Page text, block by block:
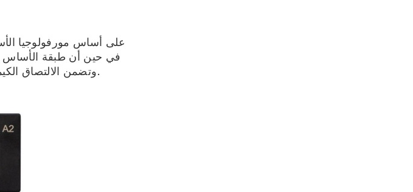
على أساس مورفولوجيا
في حين أن طبقة الأساس
التي لديها قوة هيكلية أعلى من PMMA وتضمن الالتصاق الكيميائي بين الأسنان وقاعدة الأسنان.